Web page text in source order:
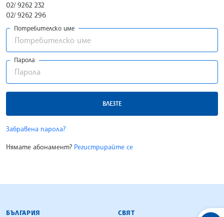
02/ 9262 232
02/ 9262 296
Потребителско име
Парола
ВЛЕЗТЕ
Забравена парола?
Нямате абонамент? Регистрирайте се
БЪЛГАРСКА ТЕЛЕГРАФНА АГЕНЦИЯ
БЪЛГАРИЯ СВЯТ